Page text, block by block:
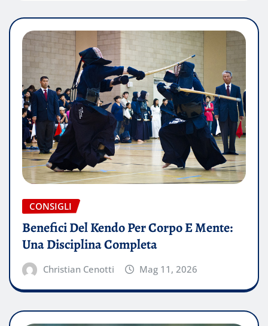
CONSIGLI
Benefici Del Kendo Per Corpo E Mente:
Una Disciplina Completa
Christian Cenotti Mag 11, 2026